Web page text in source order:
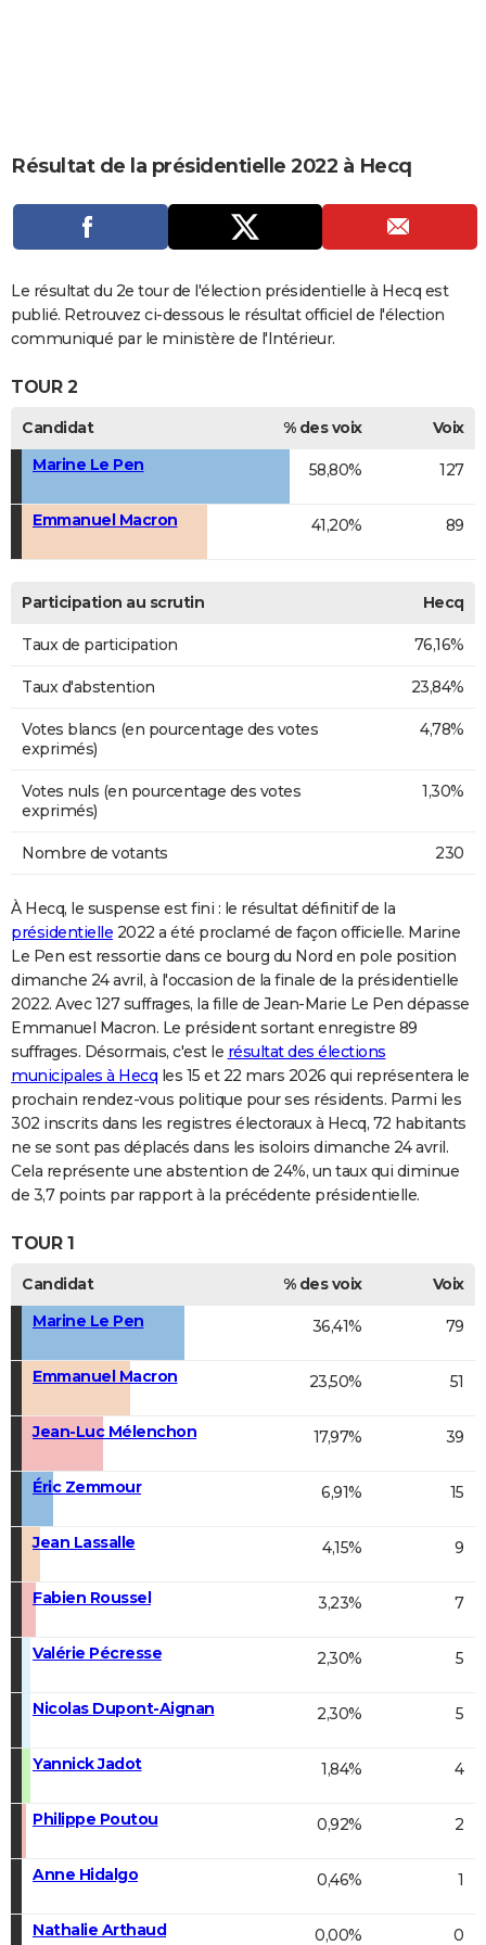
CARTE DE VOEUX
DICTIONNAIRE
Dictionnaire
Biographies
Expressions
Proverbes
PROGRAMME TV
COPAINS D'AVANT
Se connecter
Collèges
Universités
Entreprises
Service militaire
Avis de recherche
AVIS DE DÉCÈS
FORUM
Bricolage
Culture
Television
Voyage
Résultat de la présidentielle 2022 à Hecq
Le résultat du 2e tour de l'élection présidentielle à Hecq est
publié. Retrouvez ci-dessous le résultat officiel de l'élection
communiqué par le ministère de l'Intérieur.
TOUR 2
Candidat % des voix
Voix
Marine Le Pen
58,80% 127
Emmanuel Macron 41,20% 89
Participation au scrutin Hecq
Taux de participation 76,16%
Taux d'abstention 23,84%
Votes blancs (en pourcentage des votes
exprimés)
4,78%
Votes nuls (en pourcentage des votes
exprimés)
1,30%
Nombre de votants 230
À Hecq, le suspense est fini : le résultat définitif de la
présidentielle 2022 a été proclamé de façon officielle. Marine
Le Pen est ressortie dans ce bourg du Nord en pole position
dimanche 24 avril, à l'occasion de la finale de la présidentielle
2022. Avec 127 suffrages, la fille de Jean-Marie Le Pen dépasse
Emmanuel Macron. Le président sortant enregistre 89
suffrages. Désormais, c'est le résultat des élections
municipales à Hecq les 15 et 22 mars 2026 qui représentera le
prochain rendez-vous politique pour ses résidents. Parmi les
302 inscrits dans les registres électoraux à Hecq, 72 habitants
ne se sont pas déplacés dans les isoloirs dimanche 24 avril.
Cela représente une abstention de 24%, un taux qui diminue
de 3,7 points par rapport à la précédente présidentielle.
TOUR 1
Candidat % des voix
Voix
Marine Le Pen
36,41% 79
Emmanuel Macron 23,50% 51
Jean-Luc Mélenchon 17,97% 39
Éric Zemmour 6,91% 15
Jean Lassalle 4,15% 9
Fabien Roussel 3,23% 7
Valérie Pécresse 2,30% 5
Nicolas Dupont-Aignan 2,30% 5
Yannick Jadot 1,84% 4
Philippe Poutou 0,92% 2
Anne Hidalgo 0,46% 1
Nathalie Arthaud 0,00% 0